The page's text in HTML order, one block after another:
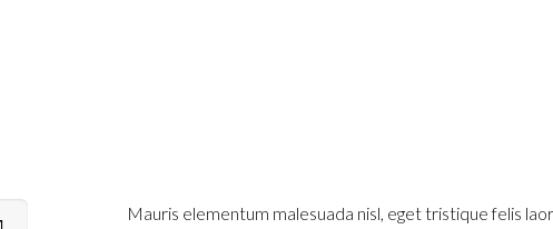
Mauris elementum malesuada nisl, eget tristique felis